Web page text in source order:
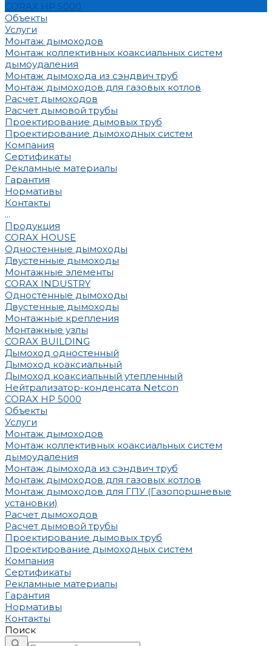
CORAX HP 5000
Объекты
Услуги
Монтаж дымоходов
Монтаж коллективных коаксиальных систем
дымоудаления
Монтаж дымохода из сэндвич труб
Монтаж дымоходов для газовых котлов
Расчет дымоходов
Расчет дымовой трубы
Проектирование дымовых труб
Проектирование дымоходных систем
Компания
Сертификаты
Рекламные материалы
Гарантия
Нормативы
Контакты
...
Продукция
CORAX HOUSE
Одностенные дымоходы
Двустенные дымоходы
Монтажные элементы
CORAX INDUSTRY
Одностенные дымоходы
Двустенные дымоходы
Монтажные крепления
Монтажные узлы
CORAX BUILDING
Дымоход одностенный
Дымоход коаксиальный
Дымоход коаксиальный утепленный
Нейтрализатор-конденсата Netcon
CORAX HP 5000
Объекты
Услуги
Монтаж дымоходов
Монтаж коллективных коаксиальных систем
дымоудаления
Монтаж дымохода из сэндвич труб
Монтаж дымоходов для газовых котлов
Монтаж дымоходов для ГПУ (Газопоршневые
установки)
Расчет дымоходов
Расчет дымовой трубы
Проектирование дымовых труб
Проектирование дымоходных систем
Компания
Сертификаты
Рекламные материалы
Гарантия
Нормативы
Контакты
Поиск